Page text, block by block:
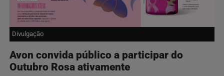
Divulgação
Avon convida público a participar do
Outubro Rosa ativamente